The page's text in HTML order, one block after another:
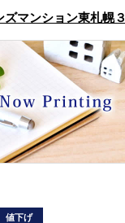
ズマンション東札幌３
値下げ